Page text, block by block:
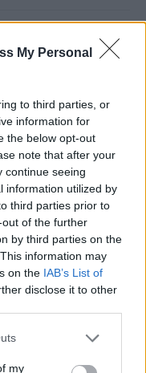
My Personal
to third parties, or
information for
the below opt-out
note that after your
continue seeing
information utilized by
third parties prior to
of the further
by third parties on the
information may
on the IAB’s List of
disclose it to other
my
τη Νωτιαία Μυϊκή
Ξέρεις»
στο
το
Κρήτη, Βόρειο